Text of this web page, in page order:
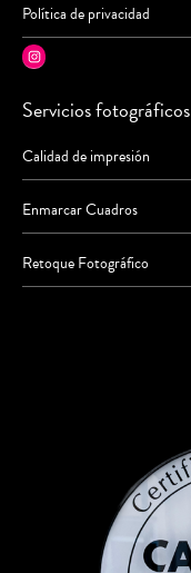
Política de privacidad
Instagram
Servicios fotográficos
Calidad de impresión
Enmarcar Cuadros
Retoque Fotográfico